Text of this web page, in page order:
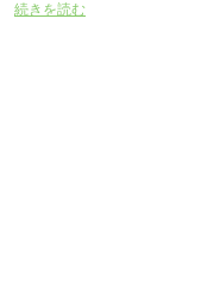
続きを読む